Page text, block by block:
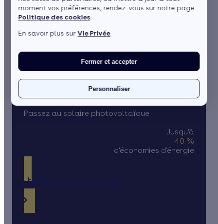
moment vos préférences, rendez-vous sur notre page
Politique des cookies.
En savoir plus surVie Privée.
Fermer et accepter
Personnaliser
L’énergie solaire à portée de main grâce aux panneaux
photovoltaïques
1 / 5
Passez au solaire photovoltaïque
Jusqu'à
40 %
d'économies d'énergie
JE DÉCOUVRE MES PRIMES
Simulation gratuite en 2 minutes